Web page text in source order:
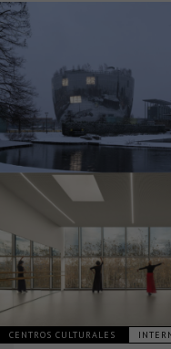
CENTROS CULTURALES